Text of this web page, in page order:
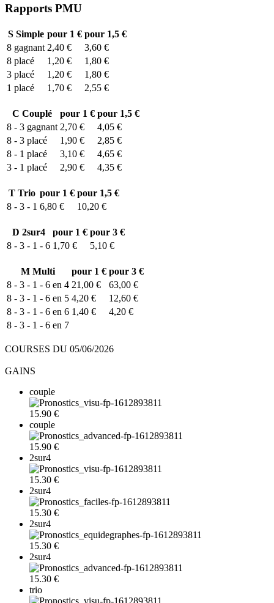
Rapports PMU
SSimple pour 1 € pour 1,5 €
8 gagnant 2,40 €
3,60 €
8 placé 1,20 €
1,80 €
3 placé 1,20 €
1,80 €
1 placé 1,70 € 2,55 €
C Couplé pour 1 € pour 1,5 €
8 - 3 gagnant 2,70 €
4,05 €
8 - 3 placé 1,90 €
2,85 €
8 - 1 placé 3,10 €
4,65 €
3 - 1 placé 2,90 € 4,35 €
T Trio pour 1 € pour 1,5 €
8 - 3 - 1 6,80 € 10,20 €
D 2sur4 pour 1 € pour 3 €
8 - 3 - 1 - 6 1,70 € 5,10 €
M Multi pour 1 € pour 3 €
8 - 3 - 1 - 6 en 4 21,00 €
63,00 €
8 - 3 - 1 - 6 en 5 4,20 €
12,60 €
8 - 3 - 1 - 6 en 6 1,40 €
4,20 €
8 - 3 - 1 - 6 en 7
COURSES DU 05/06/2026
GAINS
couple
15.90 €
couple
15.90 €
2sur4
15.30 €
2sur4
15.30 €
2sur4
15.30 €
2sur4
15.30 €
trio